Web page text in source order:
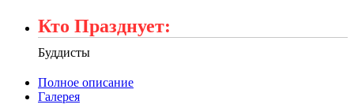
Кто Празднует:
Буддисты
Полное описание
Галерея